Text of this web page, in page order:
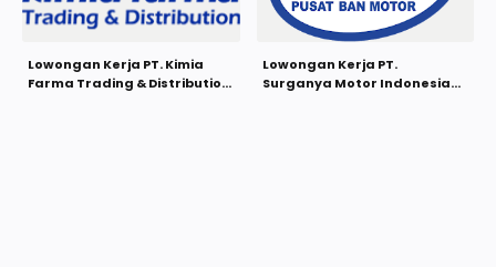
Lowongan Kerja PT. Kimia
Farma Trading & Distribution
Lowongan Kerja PT.
Surganya Motor Indonesia